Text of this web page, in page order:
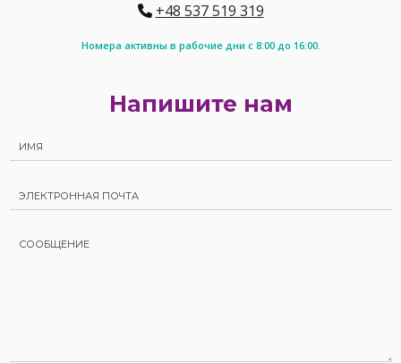
+48 537 519 319
Номера активны в рабочие дни с 8:00 до 16:00.
Напишите нам